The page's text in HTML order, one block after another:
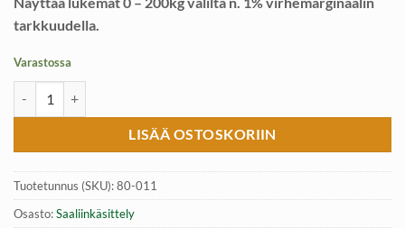
tarkkuudella.
Varastossa
LISÄÄ OSTOSKORIIN
Tuotetunnus (SKU):80-011
Osasto:Saaliinkäsittely